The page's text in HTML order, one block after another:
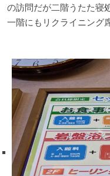
の訪問だが二階うたた寝
一階にもリクライニング